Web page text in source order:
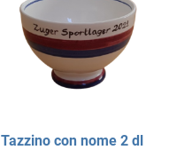
Tazzino con nome 2 dl